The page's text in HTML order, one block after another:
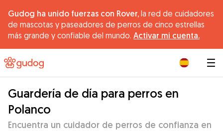
Gudog ha unido fuerzas con Rover, la red de cuidadores
de mascotas y paseadores de perros de cinco estrellas
más grande y confiable del mundo. Activar mi cuenta.
Guardería de día para perros en
Polanco
Encuentra un cuidador de perros de confianza en